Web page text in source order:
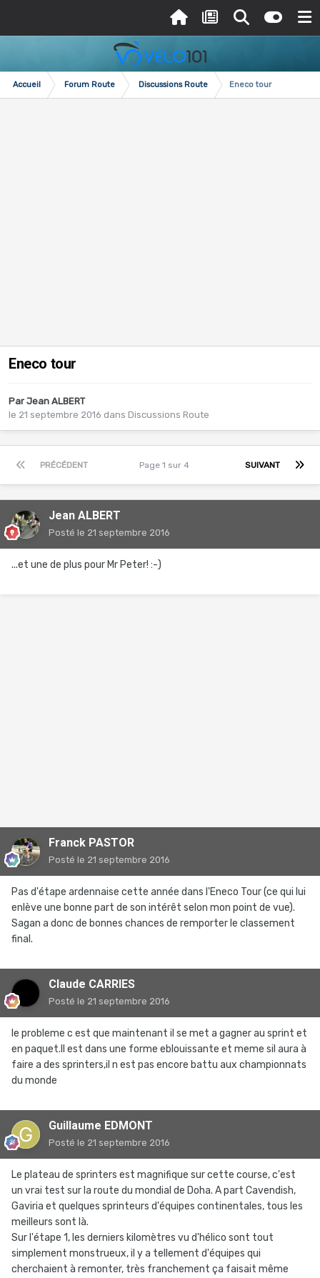
Accueil Forum Route Discussions Route Eneco tour
Eneco tour
Par Jean ALBERT
le 21 septembre 2016 dans Discussions Route
PRÉCÉDENT SUIVANT
Page 1 sur 4
Jean ALBERT
Posté le 21 septembre 2016
...et une de plus pour Mr Peter! :-)
Franck PASTOR
Posté le 21 septembre 2016
Pas d'étape ardennaise cette année dans l'Eneco Tour (ce qui lui
enlève une bonne part de son intérêt selon mon point de vue).
Sagan a donc de bonnes chances de remporter le classement
final.
Claude CARRIES
Posté le 21 septembre 2016
le probleme c est que maintenant il se met a gagner au sprint et
en paquet.Il est dans une forme eblouissante et meme sil aura à
faire a des sprinters,il n est pas encore battu aux championnats
du monde
Guillaume EDMONT
Posté le 21 septembre 2016
Le plateau de sprinters est magnifique sur cette course, c'est
un vrai test sur la route du mondial de Doha. A part Cavendish,
Gaviria et quelques sprinteurs d'équipes continentales, tous les
meilleurs sont là.
Sur l'étape 1, les derniers kilomètres vu d'hélico sont tout
simplement monstrueux, il y a tellement d'équipes qui
cherchaient à remonter, très franchement ça faisait même